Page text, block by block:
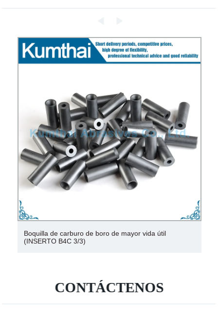
Boquilla de carburo de boro de mayor vida útil
(INSERTO B4C 3/3)
CONTÁCTENOS